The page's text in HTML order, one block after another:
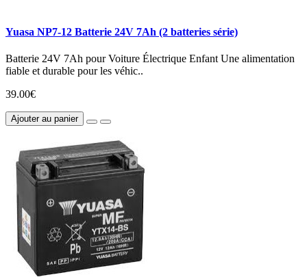
Yuasa NP7-12 Batterie 24V 7Ah (2 batteries série)
Batterie 24V 7Ah pour Voiture Électrique Enfant Une alimentation
fiable et durable pour les véhic..
39.00€
Ajouter au panier